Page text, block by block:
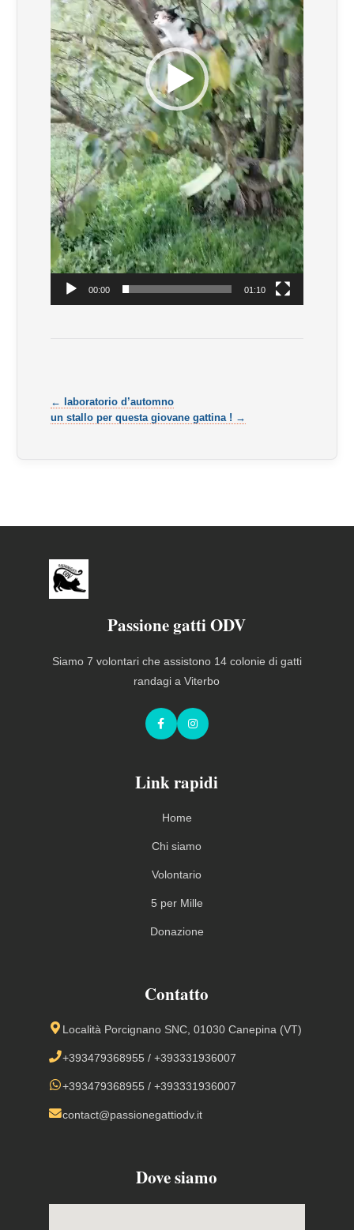
00:00 01:10
← laboratorio d’automno
un stallo per questa giovane gattina ! →
Passione gatti ODV
Siamo 7 volontari che assistono 14 colonie di gatti
randagi a Viterbo
FacebookInstagram
Link rapidi
Home
Chi siamo
Volontario
5 per Mille
Donazione
Contatto
Località Porcignano SNC, 01030 Canepina (VT)
+393479368955 /+393331936007
+393479368955 /+393331936007
contact@passionegattiodv.it
Dove siamo